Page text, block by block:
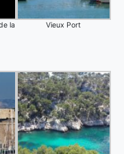
la
Vieux Port